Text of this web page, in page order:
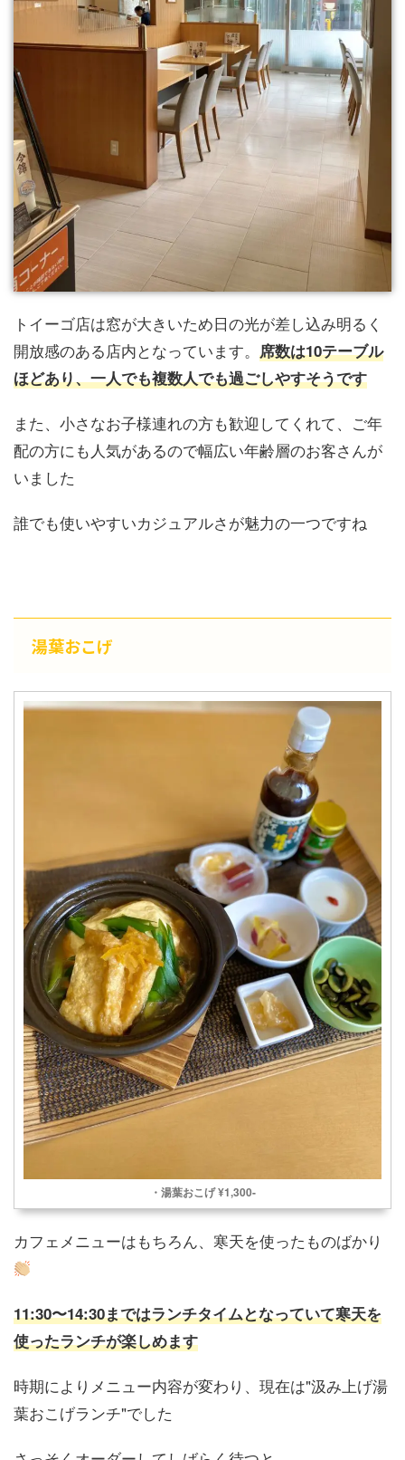
トイーゴ店は窓が大きいため日の光が差し込み明るく
開放感のある店内となっています。 席数は10テーブル
ほどあり、一人でも複数人でも過ごしやすそうです
また、小さなお子様連れの方も歓迎してくれて、ご年
配の方にも人気があるので幅広い年齢層のお客さんが
いました
誰でも使いやすいカジュアルさが魅力の一つですね
湯葉おこげ
・湯葉おこげ ¥1,300-
カフェメニューはもちろん、寒天を使ったものばかり
11:30〜14:30まではランチタイムとなっていて寒天を
使ったランチが楽しめます
時期によりメニュー内容が変わり、現在は"汲み上げ湯
葉おこげランチ"でした